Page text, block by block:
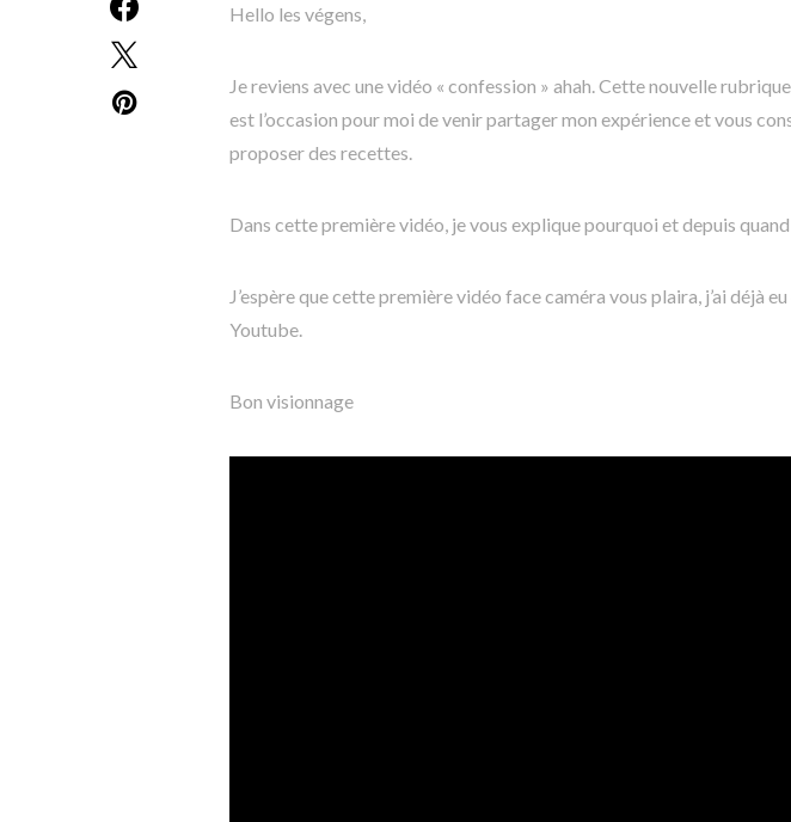
Hello les végens,
Je reviens avec une vidéo « confession » ahah. Cette nouvelle
est l’occasion pour moi de venir partager mon expérience et vous
proposer des recettes.
Dans cette première vidéo, je vous explique pourquoi et depuis quand
J’espère que cette première vidéo face caméra vous plaira, j’ai déjà
Youtube.
Bon visionnage